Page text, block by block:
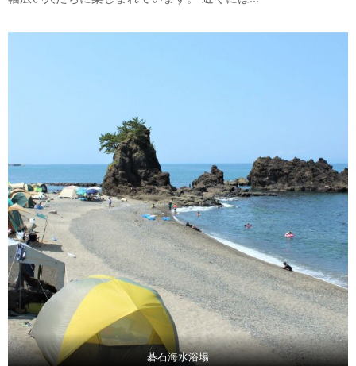
碁石海水浴場